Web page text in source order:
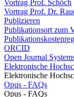
Vortrag Prof. Schöch
Vortrag Prof. Dr.
Publizieren
Publikationsort zum
ORCID
Open Journal
Elektronische
Elektronische
Opus - FAQs
Opus - FAQs